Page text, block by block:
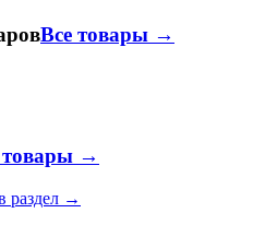
Все товары →
товары →
раздел →